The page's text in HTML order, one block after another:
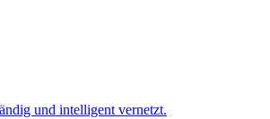
und intelligent vernetzt.